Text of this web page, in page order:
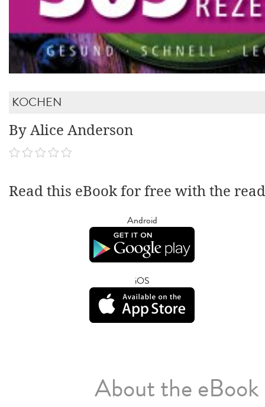
KOCHEN
By Alice Anderson
Read this eBook for free with the
Android
iOS
About the eBook